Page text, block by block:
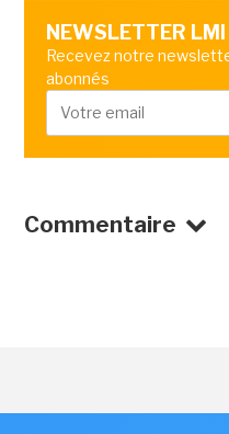
NEWSLETTER LMI
Recevez notre
abonnés
Commentaire